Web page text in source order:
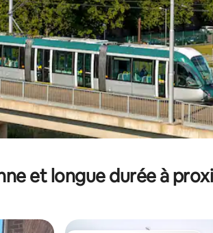
et longue durée à